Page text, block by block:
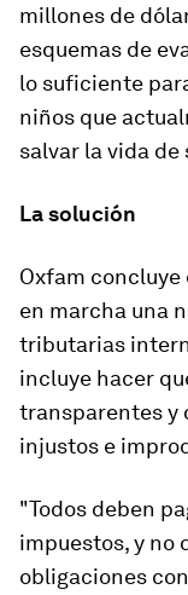
millones de
esquemas de
lo suficiente
niños que
salvar la vida
La solución
Oxfam
en marcha una
tributarias
incluye hacer
transparentes y
injustos e
"Todos deben
impuestos, y no
obligaciones